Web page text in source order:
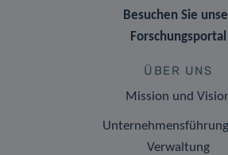
Besuchen Sie
Forschungsportal
ÜBER UNS
Mission und
Verwaltung